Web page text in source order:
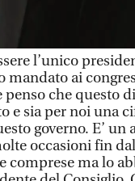
l’unico
mandato ai
che questo
e sia per noi una
governo. E’ un
occasioni fin
comprese ma lo